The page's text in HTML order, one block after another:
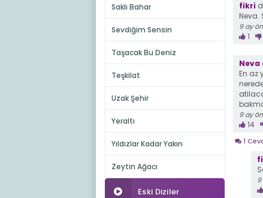
Saklı Bahar
Sevdiğim Sensin
Taşacak Bu Deniz
Teşkilat
Uzak Şehir
Yeraltı
Yıldızlar Kadar Yakın
Zeytin Ağacı
Eski Diziler
fikri
Neva.
9 ay
1
Neva
En az
9 ay
14
1